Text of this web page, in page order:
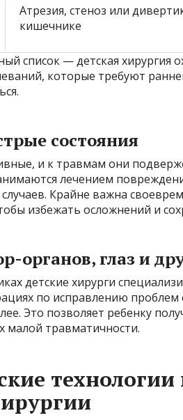
Атрезия, стеноз или
кишечнике
список — детская хирургия
которые требуют
состояния
и к травмам они
лечением
случаев. Крайне важна
избежать осложнений и
органов, глаз и
детские хирурги
по исправлению проблем
Это позволяет ребенку
малой травматичности.